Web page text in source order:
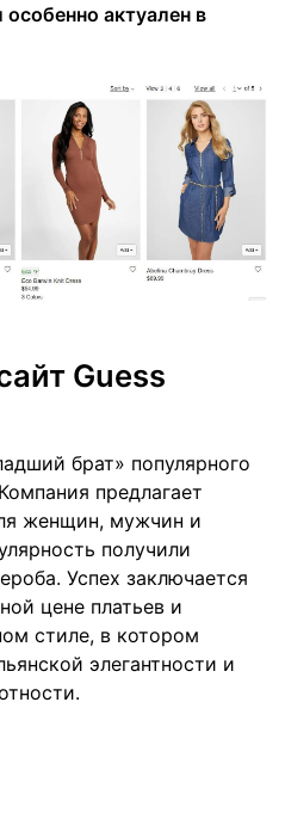
актуален в
Guess
брат» популярного
предлагает
женщин, мужчин и
получили
Успех заключается
цене платьев и
стиле, в котором
элегантности и